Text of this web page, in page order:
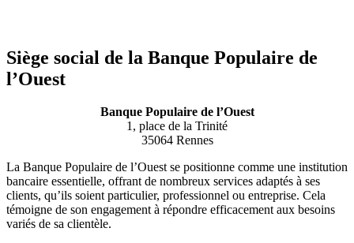
Siège social de la Banque Populaire de
l’Ouest
Banque Populaire de l’Ouest
1, place de la Trinité
35064 Rennes
La Banque Populaire de l’Ouest se positionne comme une institution
bancaire essentielle, offrant de nombreux services adaptés à ses
clients, qu’ils soient particulier, professionnel ou entreprise. Cela
témoigne de son engagement à répondre efficacement aux besoins
variés de sa clientèle.